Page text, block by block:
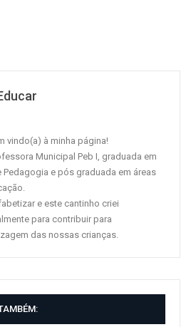
vindo(a) à minha página!
Municipal Peb I, graduada em
Pedagogia e pós graduada em áreas
e este cantinho criei
para contribuir para
das nossas crianças.